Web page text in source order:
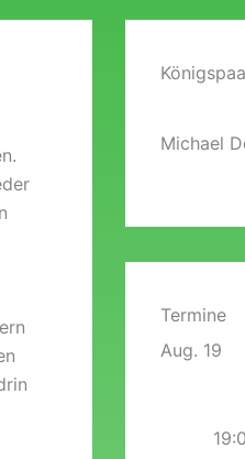
Michael
Termine
Aug. 19